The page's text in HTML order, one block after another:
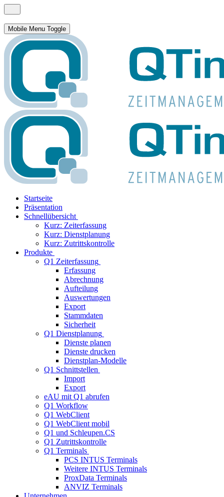
Mobile Menu Toggle
Startseite
Präsentation
Schnellübersicht
Kurz: Zeiterfassung
Kurz: Dienstplanung
Kurz: Zutrittskontrolle
Produkte
Q1 Zeiterfassung
Erfassung
Abrechnung
Aufteilung
Auswertungen
Export
Stammdaten
Sicherheit
Q1 Dienstplanung
Dienste planen
Dienste drucken
Dienstplan-Modelle
Q1 Schnittstellen
Import
Export
eAU mit Q1 abrufen
Q1 Workflow
Q1 WebClient
Q1 WebClient mobil
Q1 und Schleupen.CS
Q1 Zutrittskontrolle
Q1 Terminals
PCS INTUS Terminals
Weitere INTUS Terminals
ProxData Terminals
ANVIZ Terminals